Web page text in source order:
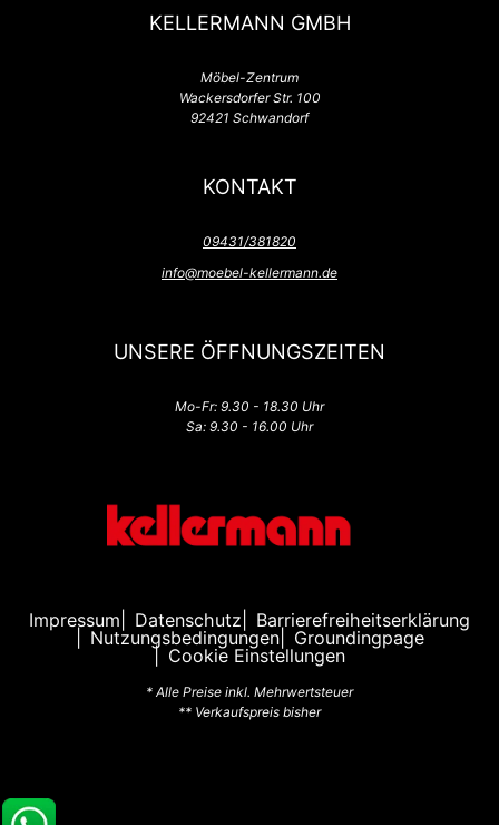
KELLERMANN GMBH
Möbel-Zentrum
Wackersdorfer Str. 100
92421 Schwandorf
KONTAKT
09431/381820
info@moebel-kellermann.de
UNSERE ÖFFNUNGSZEITEN
Mo-Fr: 9.30 - 18.30 Uhr
Sa: 9.30 - 16.00 Uhr
Impressum Datenschutz
Barrierefreiheitserklärung
Nutzungsbedingungen
Groundingpage
Cookie Einstellungen
* Alle Preise inkl. Mehrwertsteuer
** Verkaufspreis bisher